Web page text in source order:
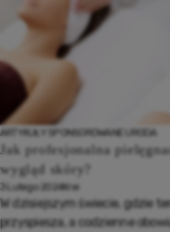
ARTYKUŁY SPONSOROWANE URODA
Jak profesjonalna
wygląd skóry?
3 Lutego 2024Krei
W dzisiejszym świecie, gdzie
przyspiesza, a codzienne